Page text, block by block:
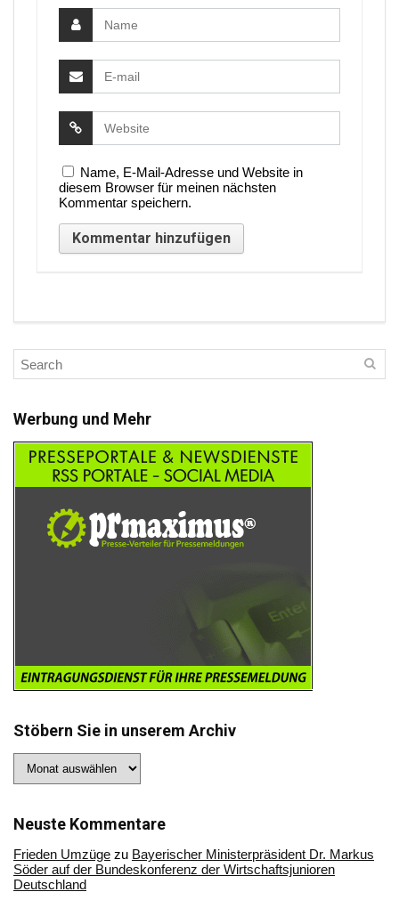
Name, E-Mail-Adresse und Website in
diesem Browser für meinen nächsten
Kommentar speichern.
Werbung und Mehr
Stöbern Sie in unserem Archiv
Sie
Archiv
Neuste Kommentare
Frieden Umzüge zu Bayerischer Ministerpräsident Dr. Markus
Söder auf der Bundeskonferenz der Wirtschaftsjunioren
Deutschland